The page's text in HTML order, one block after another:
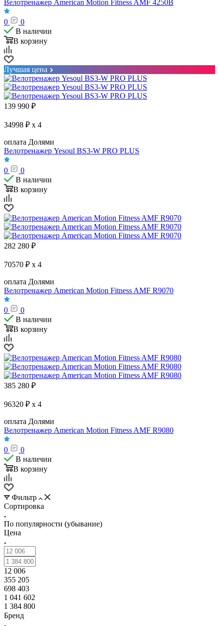
Велотренажер American Motion Fitness AMF 4250B
0
0
В наличии
В корзину
Лучшая цена
139 990 ₽
34998 ₽ x 4
оплата Долями
Велотренажер Yesoul BS3-W PRO PLUS
0
0
В наличии
В корзину
282 280 ₽
70570 ₽ x 4
оплата Долями
Велотренажер American Motion Fitness AMF R9070
0
0
В наличии
В корзину
385 280 ₽
96320 ₽ x 4
оплата Долями
Велотренажер American Motion Fitness AMF R9080
0
0
В наличии
В корзину
Фильтр
Сортировка
По популярности (убывание)
Цена
12 006
355 205
698 403
1 041 602
1 384 800
Бренд